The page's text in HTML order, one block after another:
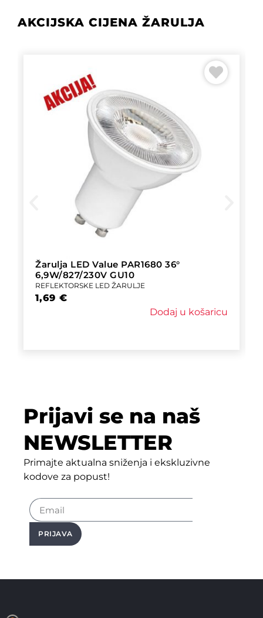
AKCIJSKA CIJENA ŽARULJA
Žarulja LED Value PAR1680 36°
6,9W/827/230V GU10
REFLEKTORSKE LED ŽARULJE
1,69 €
Dodaj u košaricu
Prijavi se na naš
NEWSLETTER
Primajte aktualna sniženja i ekskluzivne
kodove za popust!
PRIJAVA